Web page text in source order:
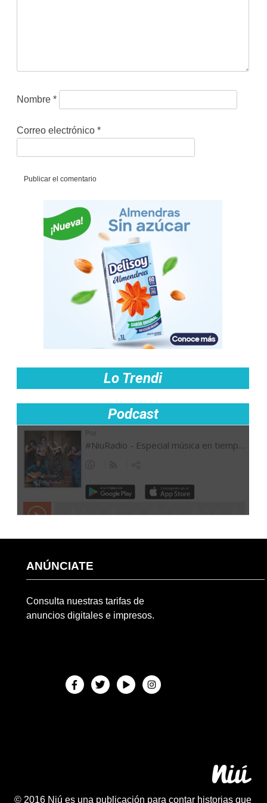
Nombre *
Correo electrónico *
Lo Trendi
Podcast
ANÚNCIATE
Consulta nuestras tarifas de
anuncios digitales e impresos.
© 2016 Niú es una publicación para contar historias que